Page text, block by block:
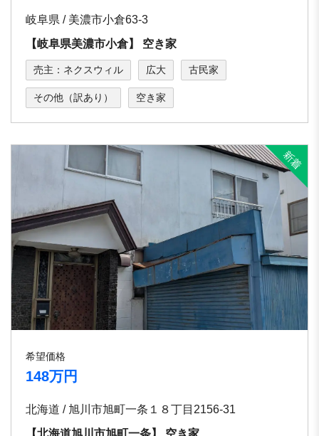
岐阜県 / 美濃市小倉63-3
【岐⾩県美濃市⼩倉】 空き家
売主：ネクスウィル 広大 古民家
その他（訳あり） 空き家
希望価格
148万円
北海道 / 旭川市旭町⼀条１８丁⽬2156-31
【北海道旭川市旭町⼀条】 空き家